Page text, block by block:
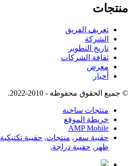
منتجات
تعريف الفريق
الشركة
تاريخ التطوير
ثقافة الشركات
معرض
أخبار
© جميع الحقوق محفوظة - 2010-2022.
منتجات ساخنة
خريطة الموقع
AMP Mobile
حقيبة سفر , منتجات, حقيبة تكتيكية
ظهر , حقيبة دراجة,